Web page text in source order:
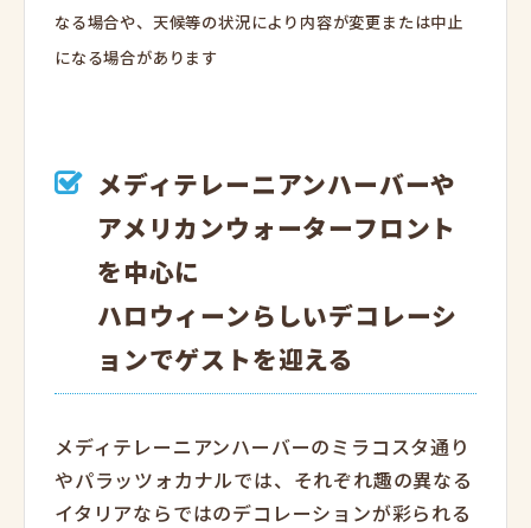
なる場合や、天候等の状況により内容が変更または中止
になる場合があります
メディテレーニアンハーバーや
アメリカンウォーターフロント
を中心に
ハロウィーンらしいデコレーシ
ョンでゲストを迎える
メディテレーニアンハーバーのミラコスタ通り
やパラッツォカナルでは、それぞれ趣の異なる
イタリアならではのデコレーションが彩られる